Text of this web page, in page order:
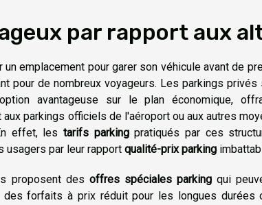
par rapport aux
emplacement pour garer son véhicule avant de
pour de nombreux voyageurs. Les parkings
avantageuse sur le plan économique,
parkings officiels de l'aéroport ou aux autres
effet, les tarifs parkingpratiqués par ces
par leur rapport qualité-prix parking
proposent des offres spéciales parking qui
des forfaits à prix réduit pour les longues